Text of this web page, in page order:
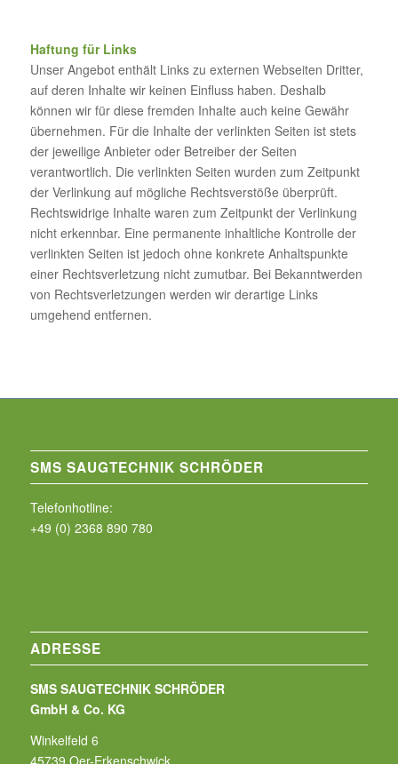
Haftung für Links
Unser Angebot enthält Links zu externen Webseiten Dritter,
auf deren Inhalte wir keinen Einfluss haben. Deshalb
können wir für diese fremden Inhalte auch keine Gewähr
übernehmen. Für die Inhalte der verlinkten Seiten ist stets
der jeweilige Anbieter oder Betreiber der Seiten
verantwortlich. Die verlinkten Seiten wurden zum Zeitpunkt
der Verlinkung auf mögliche Rechtsverstöße überprüft.
Rechtswidrige Inhalte waren zum Zeitpunkt der Verlinkung
nicht erkennbar. Eine permanente inhaltliche Kontrolle der
verlinkten Seiten ist jedoch ohne konkrete Anhaltspunkte
einer Rechtsverletzung nicht zumutbar. Bei Bekanntwerden
von Rechtsverletzungen werden wir derartige Links
umgehend entfernen.
SMS SAUGTECHNIK SCHRÖDER
Telefonhotline:
+49 (0) 2368 890 780
ADRESSE
SMS SAUGTECHNIK SCHRÖDER
GmbH & Co. KG
Winkelfeld 6
45739 Oer-Erkenschwick